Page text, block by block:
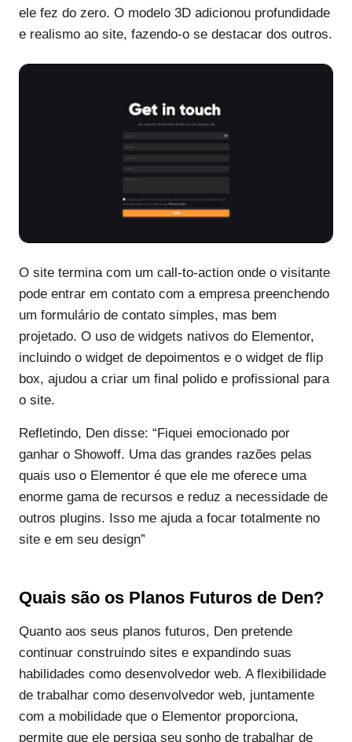
ele fez do zero. O modelo 3D adicionou profundidade
e realismo ao site, fazendo-o se destacar dos outros.
O site termina com um call-to-action onde o visitante
pode entrar em contato com a empresa preenchendo
um formulário de contato simples, mas bem
projetado. O uso de widgets nativos do Elementor,
incluindo o widget de depoimentos e o widget de flip
box, ajudou a criar um final polido e profissional para
o site.
Refletindo, Den disse: “Fiquei emocionado por
ganhar o Showoff. Uma das grandes razões pelas
quais uso o Elementor é que ele me oferece uma
enorme gama de recursos e reduz a necessidade de
outros plugins. Isso me ajuda a focar totalmente no
site e em seu design”
Quais são os Planos Futuros de Den?
Quanto aos seus planos futuros, Den pretende
continuar construindo sites e expandindo suas
habilidades como desenvolvedor web. A flexibilidade
de trabalhar como desenvolvedor web, juntamente
com a mobilidade que o Elementor proporciona,
permite que ele persiga seu sonho de trabalhar de